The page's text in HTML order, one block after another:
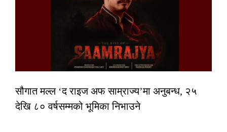
सौगात मल्ल ‘द राइज अफ साम्राज्य’मा अनुबन्ध, २५
देखि ८० वर्षसम्मको भूमिका निभाउने